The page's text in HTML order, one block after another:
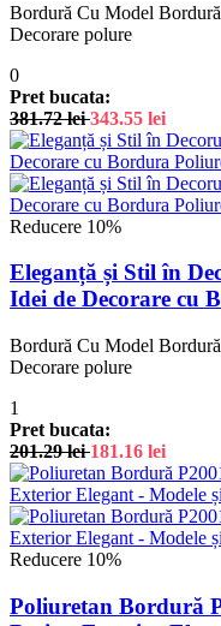
Bordură Cu Model
Decorare polure
0
Pret bucata:
381.72lei 343.55 lei
Reducere 10%
Eleganță și Stil în
Idei de Decorare cu
Bordură Cu Model
Decorare polure
1
Pret bucata:
201.29lei 181.16 lei
Reducere 10%
Poliuretan Bordură